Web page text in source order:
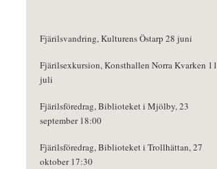
Fjärilsvandring, Kulturens Östarp 28 juni
Fjärilsexkursion, Konsthallen Norra Kvarken 11
juli
Fjärilsföredrag, Biblioteket i Mjölby, 23
september 18:00
Fjärilsföredrag, Biblioteket i Trollhättan, 27
oktober 17:30